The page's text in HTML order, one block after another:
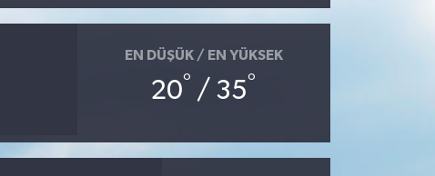
EN DÜŞÜK / EN YÜKSEK
20° / 35°